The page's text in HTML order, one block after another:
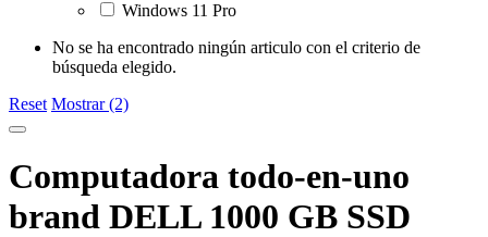
Windows 11 Pro
No se ha encontrado ningún articulo con el criterio de
búsqueda elegido.
Reset Mostrar (2)
Computadora todo-en-uno
brand DELL 1000 GB SSD